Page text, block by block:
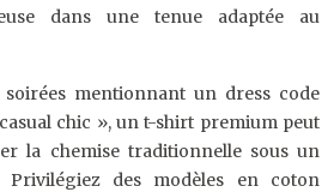
dans une tenue adaptée au
mentionnant un dress code
chic », un t-shirt premium peut
la chemise traditionnelle sous un
Privilégiez des modèles en coton